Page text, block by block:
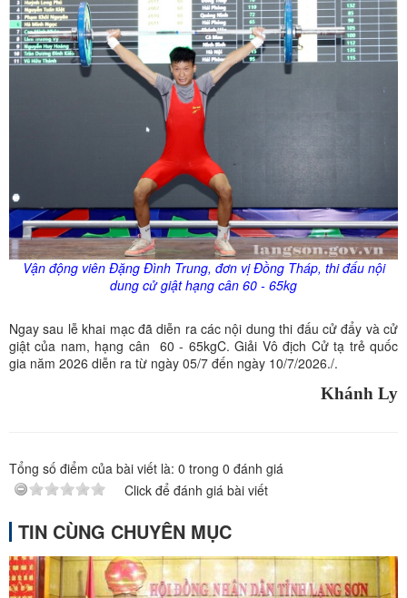
Vận động viên Đặng Đình Trung, đơn vị Đồng Tháp, thi đấu nội
dung cử giật hạng cân 60 - 65kg
Ngay sau lễ khai mạc đã diễn ra các nội dung thi đấu cử đẩy và cử
giật của nam, hạng cân 60 - 65kgC. Giải Vô địch Cử tạ trẻ quốc
gia năm 2026 diễn ra từ ngày 05/7 đến ngày 10/7/2026./.
Khánh Ly
Tổng số điểm của bài viết là: 0 trong 0 đánh giá
Click để đánh giá bài viết
TIN CÙNG CHUYÊN MỤC